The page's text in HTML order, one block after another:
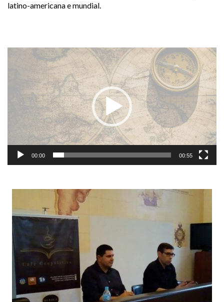
latino-americana e mundial.
Tocador
00:00 00:55